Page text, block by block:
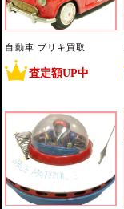
自動車 ブリキ買取
査定額UP中